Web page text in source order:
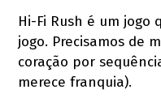
Hi-Fi Rush é um
jogo. Precisamos de
coração por
merece franquia).